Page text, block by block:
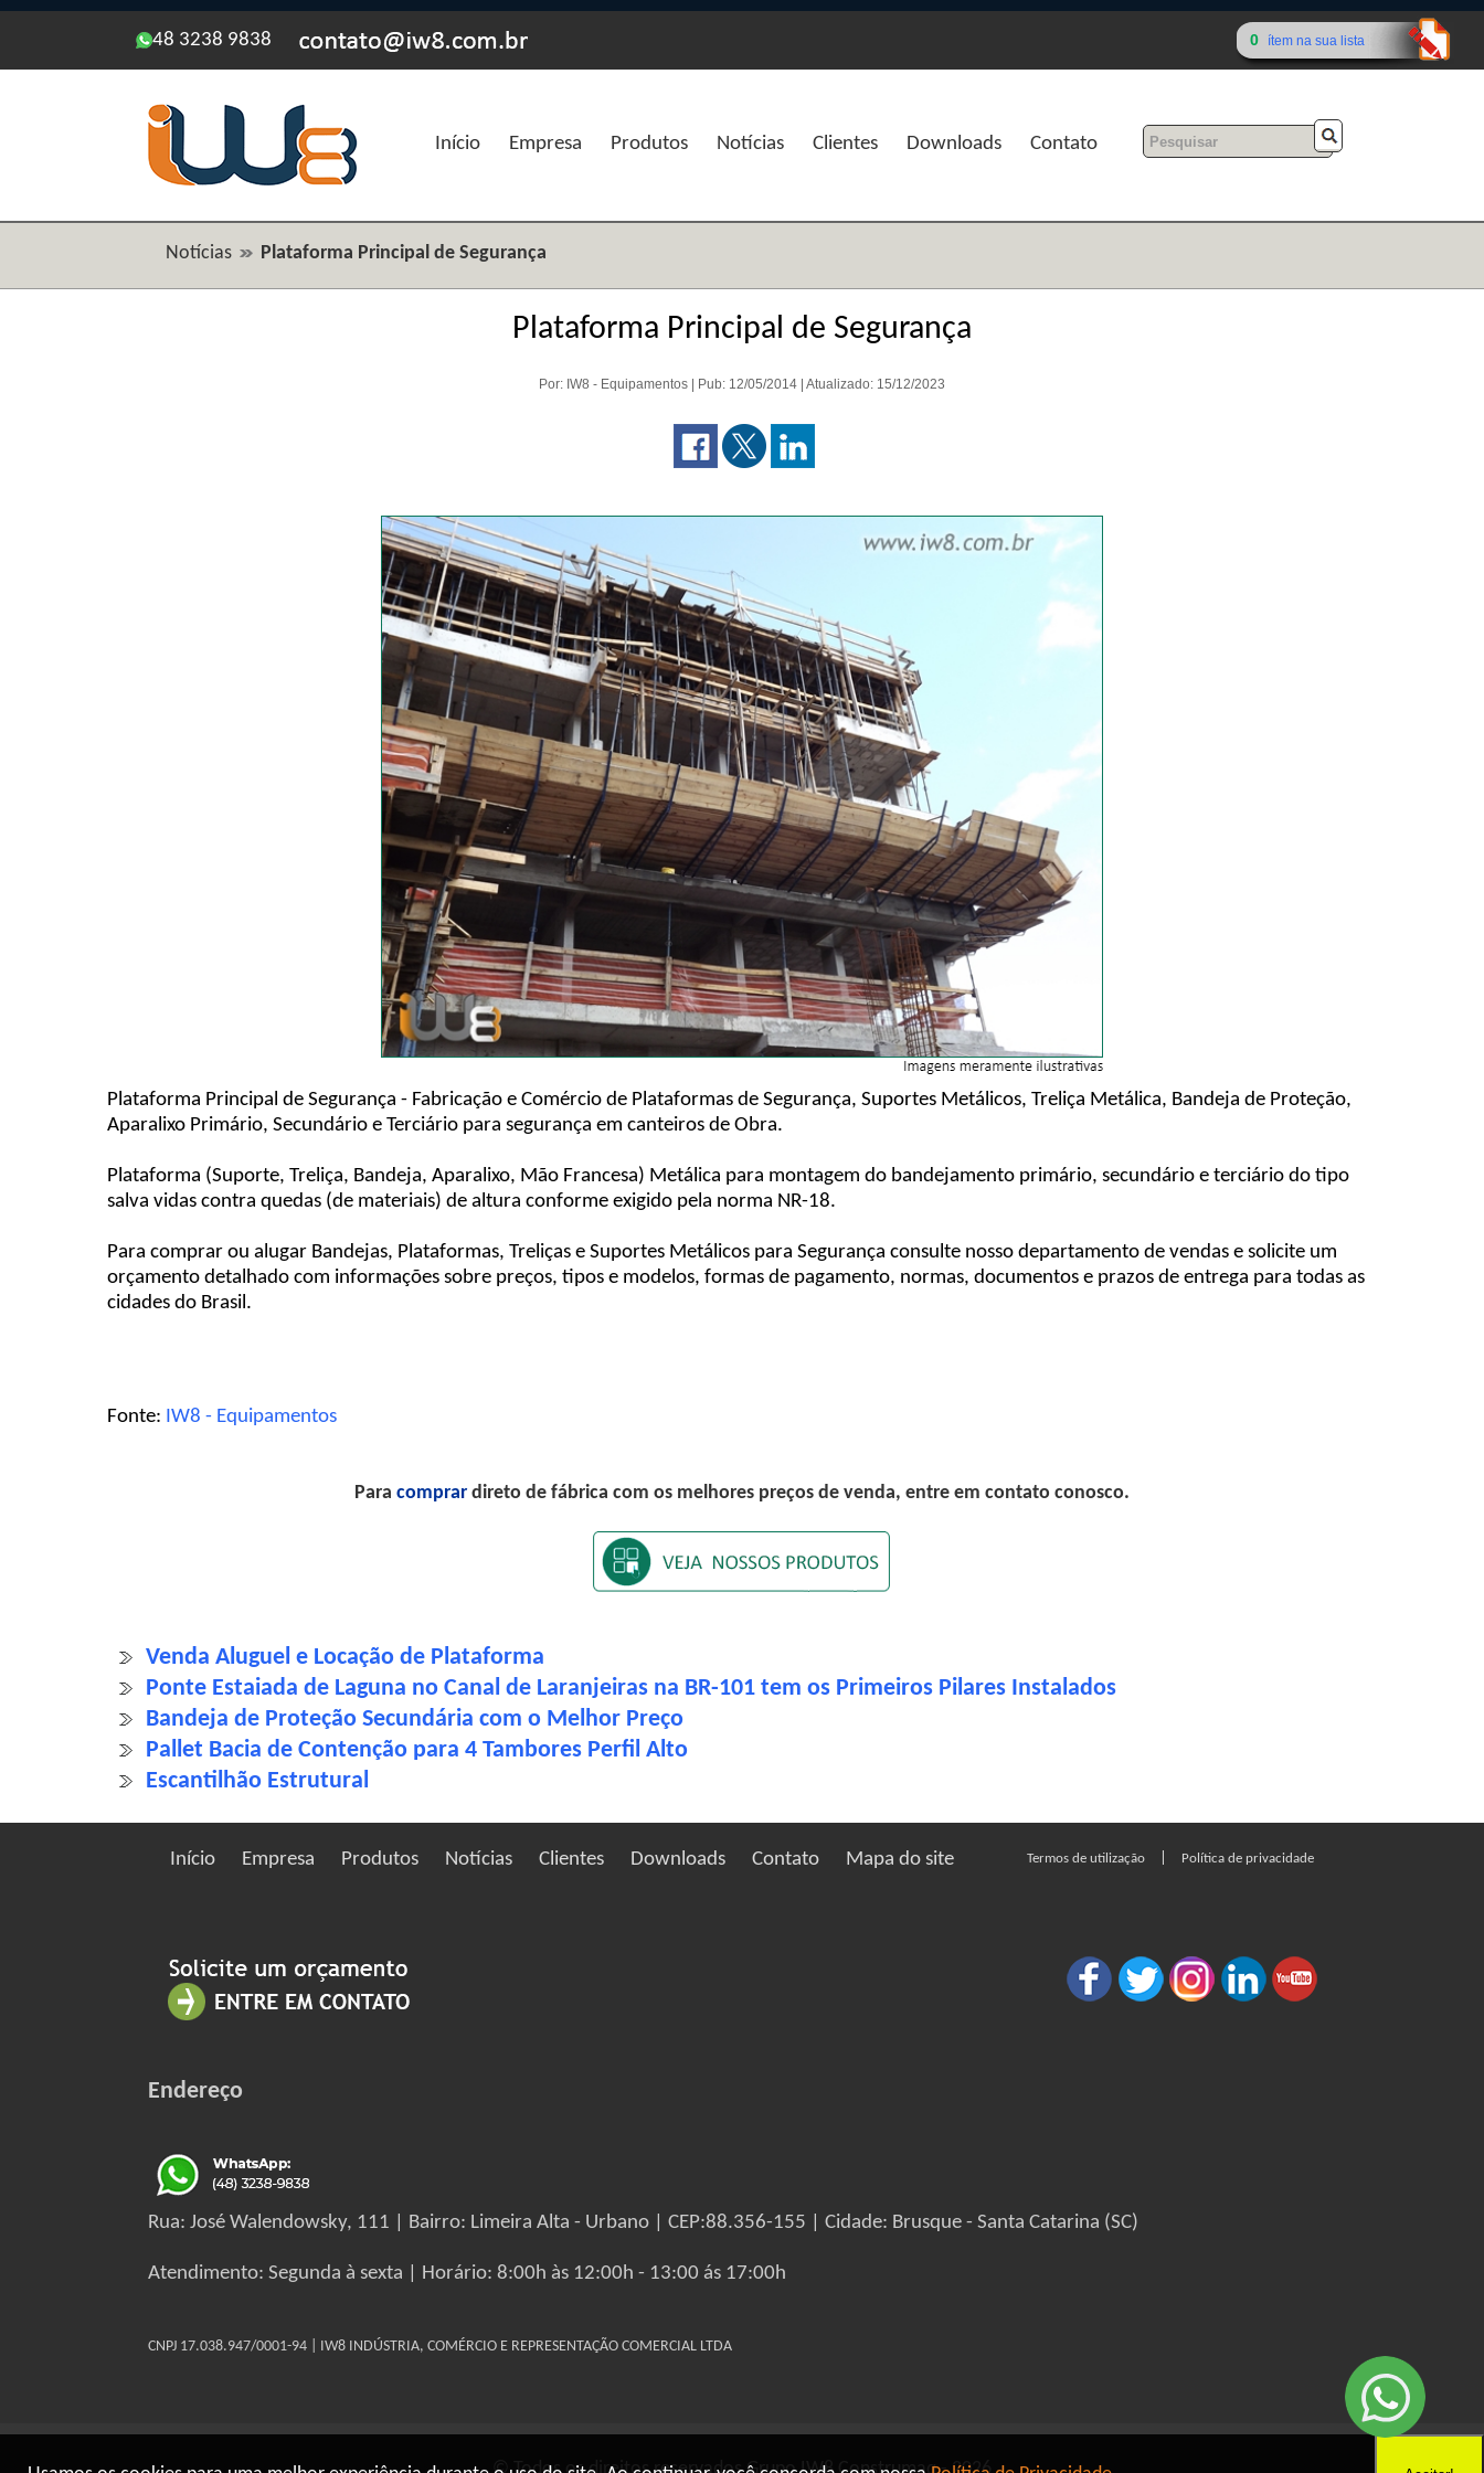
48 3238 9838 0 ítem na sua lista
Início Empresa Produtos Notícias Clientes Downloads Contato
Notícias Plataforma Principal de Segurança
Plataforma Principal de Segurança
Por: IW8 - Equipamentos | Pub: 12/05/2014 | Atualizado: 15/12/2023
Plataforma Principal de Segurança - Fabricação e Comércio de Plataformas de Segurança, Suportes Metálicos, Treliça Metálica, Bandeja de Proteção,
Aparalixo Primário, Secundário e Terciário para segurança em canteiros de Obra.
Plataforma (Suporte, Treliça, Bandeja, Aparalixo, Mão Francesa) Metálica para montagem do bandejamento primário, secundário e terciário do tipo
salva vidas contra quedas (de materiais) de altura conforme exigido pela norma NR-18.
Para comprar ou alugar Bandejas, Plataformas, Treliças e Suportes Metálicos para Segurança consulte nosso departamento de vendas e solicite um
orçamento detalhado com informações sobre preços, tipos e modelos, formas de pagamento, normas, documentos e prazos de entrega para todas as
cidades do Brasil.
Fonte: IW8 - Equipamentos
Para comprardireto de fábrica com os melhores preços de venda, entre em contato conosco.
Venda Aluguel e Locação de Plataforma
Ponte Estaiada de Laguna no Canal de Laranjeiras na BR-101 tem os Primeiros Pilares Instalados
Bandeja de Proteção Secundária com o Melhor Preço
Pallet Bacia de Contenção para 4 Tambores Perfil Alto
Escantilhão Estrutural
Início Empresa Produtos Notícias Clientes Downloads Contato Mapa do site Termos de utilização Política de privacidade
Endereço
Rua: José Walendowsky, 111 | Bairro: Limeira Alta - Urbano | CEP:88.356-155 | Cidade: Brusque - Santa Catarina (SC)
Atendimento: Segunda à sexta | Horário: 8:00h às 12:00h - 13:00 ás 17:00h
CNPJ 17.038.947/0001-94 | IW8 INDÚSTRIA, COMÉRCIO E REPRESENTAÇÃO COMERCIAL LTDA